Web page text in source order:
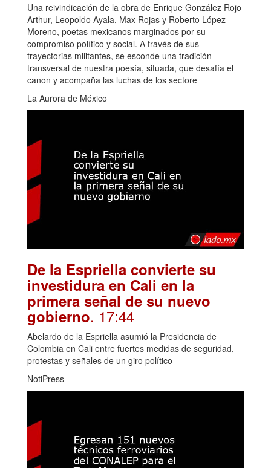
Una reivindicación de la obra de Enrique González Rojo
Arthur, Leopoldo Ayala, Max Rojas y Roberto López
Moreno, poetas mexicanos marginados por su
compromiso político y social. A través de sus
trayectorias militantes, se esconde una tradición
transversal de nuestra poesía, situada, que desafía el
canon y acompaña las luchas de los sectore
La Aurora de México
De la Espriella convierte su
investidura en Cali en la
primera señal de su nuevo
gobierno. 17:44
Abelardo de la Espriella asumió la Presidencia de
Colombia en Cali entre fuertes medidas de seguridad,
protestas y señales de un giro político
NotiPress